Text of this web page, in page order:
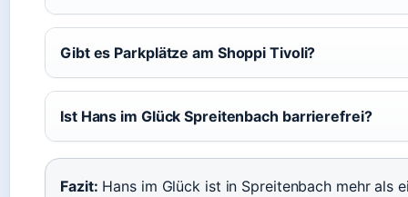
Gibt es Parkplätze am Shoppi Tivoli?
Ist Hans im Glück Spreitenbach barrierefrei?
Fazit: Hans im Glück ist in Spreitenbach mehr als